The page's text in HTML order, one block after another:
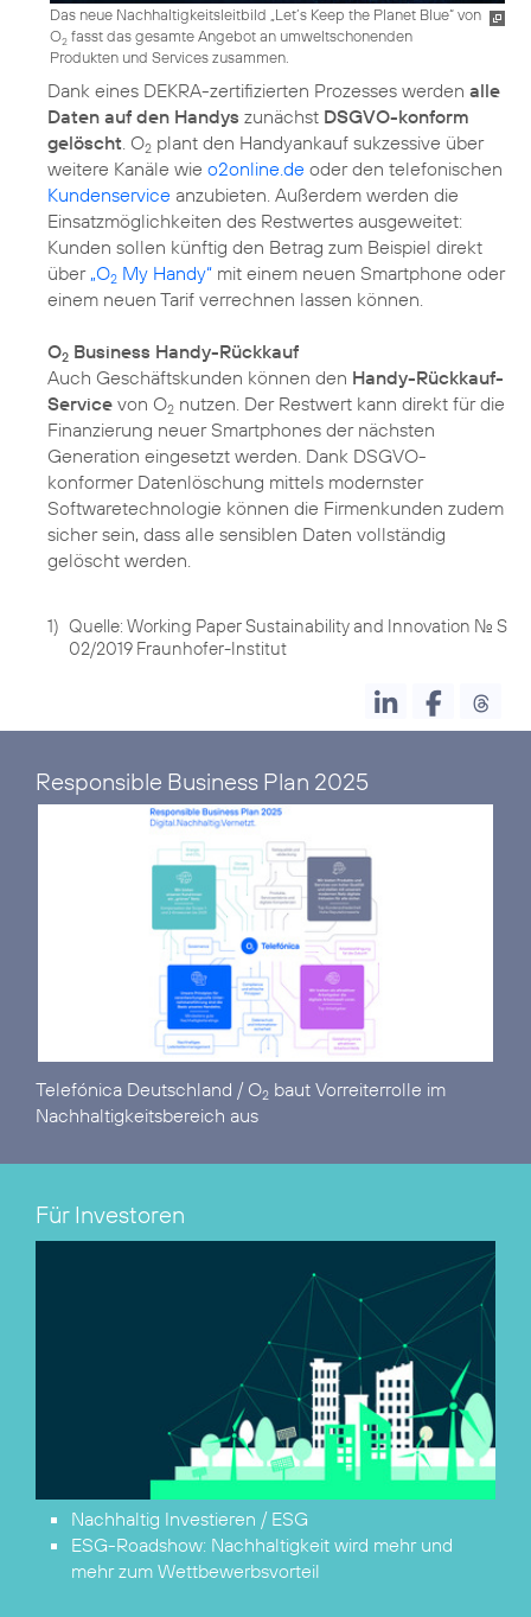
Das neue Nachhaltigkeitsleitbild „Let’s Keep the Planet Blue“ von
O2 fasst das gesamte Angebot an umweltschonenden
Produkten und Services zusammen.
Dank eines DEKRA-zertifizierten Prozesses werden alle
Daten auf den Handys zunächst DSGVO-konform
gelöscht. O2 plant den Handyankauf sukzessive über
weitere Kanäle wie o2online.de oder den telefonischen
Kundenservice anzubieten. Außerdem werden die
Einsatzmöglichkeiten des Restwertes ausgeweitet:
Kunden sollen künftig den Betrag zum Beispiel direkt
über „O2 My Handy“ mit einem neuen Smartphone oder
einem neuen Tarif verrechnen lassen können.
O2 Business Handy-Rückkauf
Auch Geschäftskunden können den Handy-Rückkauf-
Service von O2 nutzen. Der Restwert kann direkt für die
Finanzierung neuer Smartphones der nächsten
Generation eingesetzt werden. Dank DSGVO-
konformer Datenlöschung mittels modernster
Softwaretechnologie können die Firmenkunden zudem
sicher sein, dass alle sensiblen Daten vollständig
gelöscht werden.
1) Quelle: Working Paper Sustainability and Innovation No. S
02/2019 Fraunhofer-Institut
Responsible Business Plan 2025
Telefónica Deutschland / O2 baut Vorreiterrolle im
Nachhaltigkeitsbereich aus
Für Investoren
Nachhaltig Investieren / ESG
ESG-Roadshow: Nachhaltigkeit wird mehr und
mehr zum Wettbewerbsvorteil